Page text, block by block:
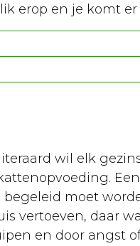
erop en je komt er
wil elk
moet
vertoeven, daar
en door angst